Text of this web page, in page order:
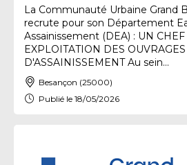
La Communauté Urbaine Grand
recrute pour son Département
Assainissement (DEA) : UN
EXPLOITATION DES
D'ASSAINISSEMENT Au sein...
Besançon (25000)
Publié le 18/05/2026